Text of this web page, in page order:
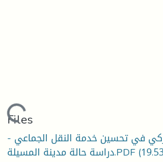
Loading...
Files
في تحسين خدمة النقل الجماعي -
دراسة حالة مدينة المسيلة.PDF